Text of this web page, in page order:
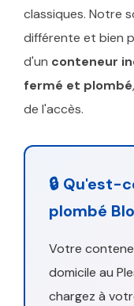
classiques. Notre
différente et bien
d'un conteneur
fermé et plombé
de l'accès.
🔒 Qu'est-
plombé
Votre
domicile au
chargez à